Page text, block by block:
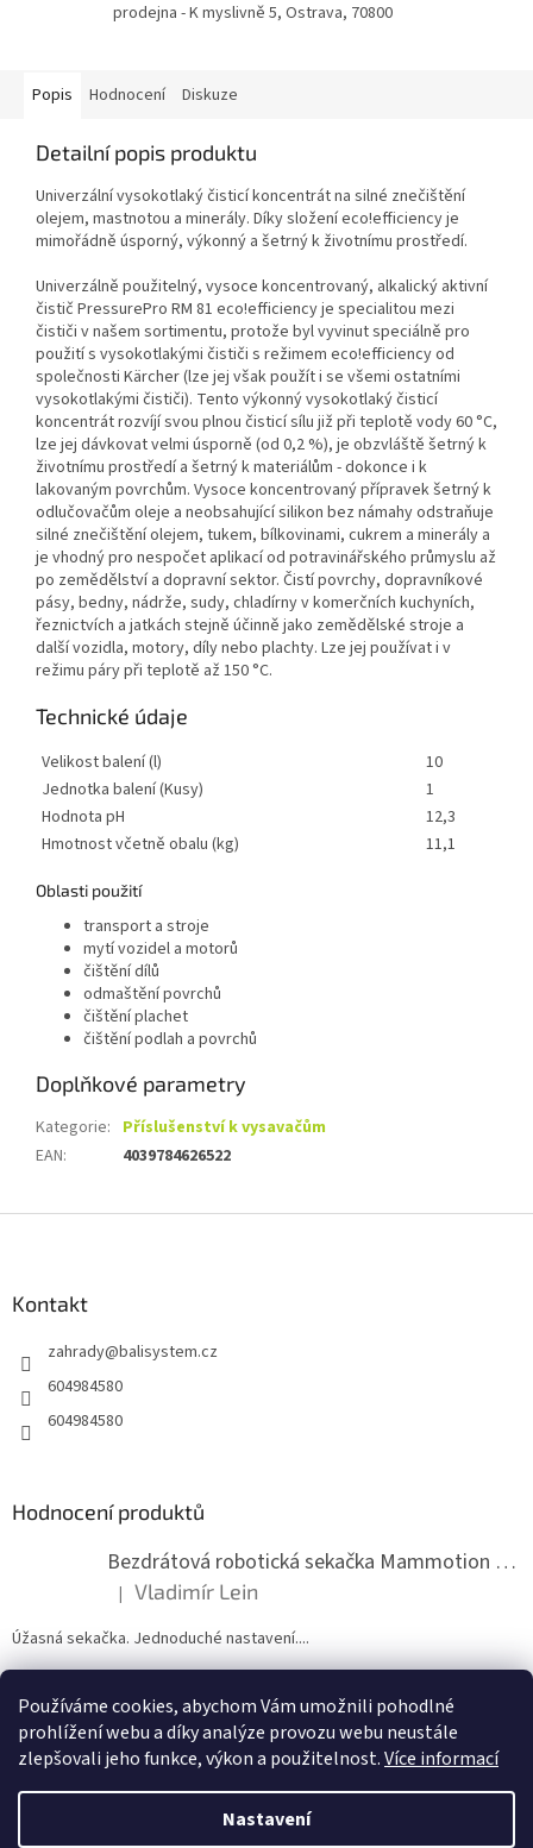
Používáme cookies, abychom Vám umožnili pohodlné
prohlížení webu a díky analýze provozu webu neustále
zlepšovali jeho funkce, výkon a použitelnost.Více informací
Nastavení
prodejna - K myslivně 5, Ostrava, 70800
Popis Hodnocení Diskuze
Detailní popis produktu
Univerzální vysokotlaký čisticí koncentrát na silné znečištění
olejem, mastnotou a minerály. Díky složeníeco!efficiencyje
mimořádně úsporný, výkonný a šetrný k životnímu prostředí.
Univerzálně použitelný, vysoce koncentrovaný, alkalický aktivní
čistič PressurePro RM 81 eco!efficiencyje specialitou mezi
čističi v našem sortimentu, protože byl vyvinut speciálně pro
použití s vysokotlakými čističi s režimem eco!efficiencyod
společnosti Kärcher (lze jej však použít i se všemi ostatními
vysokotlakými čističi). Tento výkonný vysokotlaký čisticí
koncentrát rozvíjí svou plnou čisticí sílu již při teplotě vody 60 °C,
lze jej dávkovat velmi úsporně (od 0,2 %), je obzvláště šetrný k
životnímu prostředí a šetrný k materiálům - dokonce i k
lakovaným povrchům. Vysoce koncentrovaný přípravek šetrný k
odlučovačům oleje a neobsahující silikon bez námahy odstraňuje
silné znečištění olejem, tukem, bílkovinami, cukrem a minerály a
je vhodný pro nespočet aplikací od potravinářského průmyslu až
po zemědělství a dopravní sektor. Čistí povrchy, dopravníkové
pásy, bedny, nádrže, sudy, chladírny v komerčních kuchyních,
řeznictvích a jatkách stejně účinně jako zemědělské stroje a
další vozidla, motory, díly nebo plachty. Lze jej používat i v
režimu páry při teplotě až 150 °C.
Technické údaje
Velikost balení (l)
10
Jednotka balení (Kusy)
1
Hodnota pH
12,3
Hmotnost včetně obalu (kg)
11,1
Oblasti použití
transport a stroje
mytí vozidel a motorů
čištění dílů
odmaštění povrchů
čištění plachet
čištění podlah a povrchů
Doplňkové parametry
Kategorie: Příslušenství k vysavačům
EAN: 4039784626522
Kontakt
zahrady@balisystem.cz
604984580
604984580
Hodnocení produktů
Bezdrátová robotická sekačka Mammotion LUBA mini 2 1500
Hodnocení produktu je 5 z 5 hvězdiček.
| Vladimír Lein
Úžasná sekačka. Jednoduché nastavení....
ZDE NÁM MŮŽETE VLOŽIT HODNOCENÍ
Vytvořil Shoptet